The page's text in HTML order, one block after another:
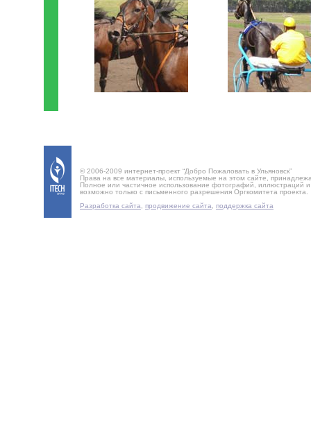
© 2006-2009 интернет-проект “Добро Пожаловать в Ульяновск”
Права на все материалы, используемые на этом сайте,
Полное или частичное использование фотографий, иллюстраций
возможно только с письменного разрешения Оргкомитета проекта.
Разработка сайта
продвижение сайта поддержка сайта